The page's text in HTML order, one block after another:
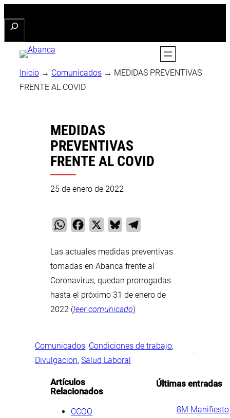
contenido
Inicio → Comunicados → MEDIDAS PREVENTIVAS
FRENTE AL COVID
MEDIDAS
PREVENTIVAS
FRENTE AL COVID
25 de enero de 2022
WhatsAppFacebook Bluesky
Las actuales medidas preventivas
tomadas en Abanca frente al
Coronavirus, quedan prorrogadas
hasta el próximo 31 de enero de
2022 (leer comunicado)
Comunicados, Condiciones de trabajo
Divulgacion, Salud Laboral
·
Artículos
Relacionados
CCOO
Últimas entradas
8M Manifiesto